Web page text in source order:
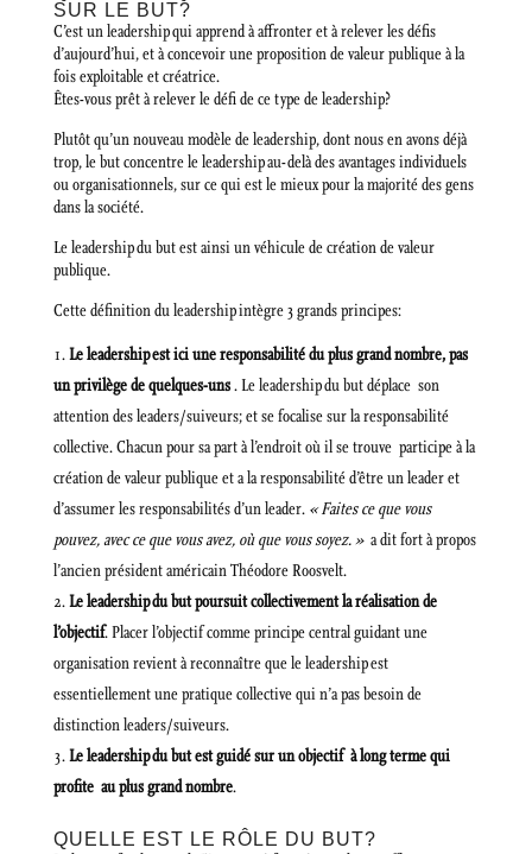
SUR LE BUT?
C’est un leadership qui apprend à affronter et à relever les défis
d’aujourd’hui, et à concevoir une proposition de valeur publique à la
fois exploitable et créatrice.
Êtes-vous prêt à relever le défi de ce type de leadership?
Plutôt qu’un nouveau modèle de leadership, dont nous en avons déjà
trop, le but concentre le leadership au-delà des avantages individuels
ou organisationnels, sur ce qui est le mieux pour la majorité des gens
dans la société.
Le leadership du but est ainsi un véhicule de création de valeur
publique.
Cette définition du leadership intègre 3 grands principes:
Le leadership est ici une responsabilité du plus grand nombre, pas
un privilège de quelques-uns. Le leadership du but déplace son
attention des leaders/suiveurs; et se focalise sur la responsabilité
collective. Chacun pour sa part à l’endroit où il se trouve participe à la
création de valeur publique et a la responsabilité d’être un leader et
d’assumer les responsabilités d’un leader.« Faites ce que vous
pouvez, avec ce que vous avez, où que vous soyez. » a dit fort à propos
l’ancien président américain Théodore Roosvelt.
Le leadership du but poursuit collectivement la réalisation de
l’objectif. Placer l’objectif comme principe central guidant une
organisation revient à reconnaître que le leadership est
essentiellement une pratique collective qui n’a pas besoin de
distinction leaders/suiveurs.
Le leadership du but est guidé sur un objectif à long terme qui
profite au plus grand nombre.
QUELLE EST LE RÔLE DU BUT?